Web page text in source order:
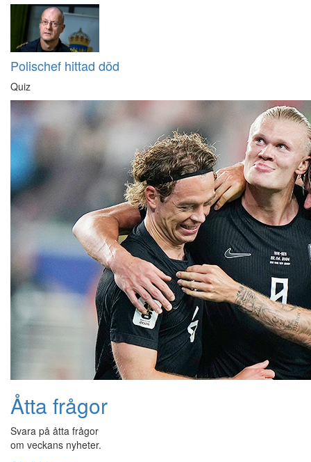
Polischef hittad död
Quiz
Åtta frågor
Svara på åtta frågor
om veckans nyheter.